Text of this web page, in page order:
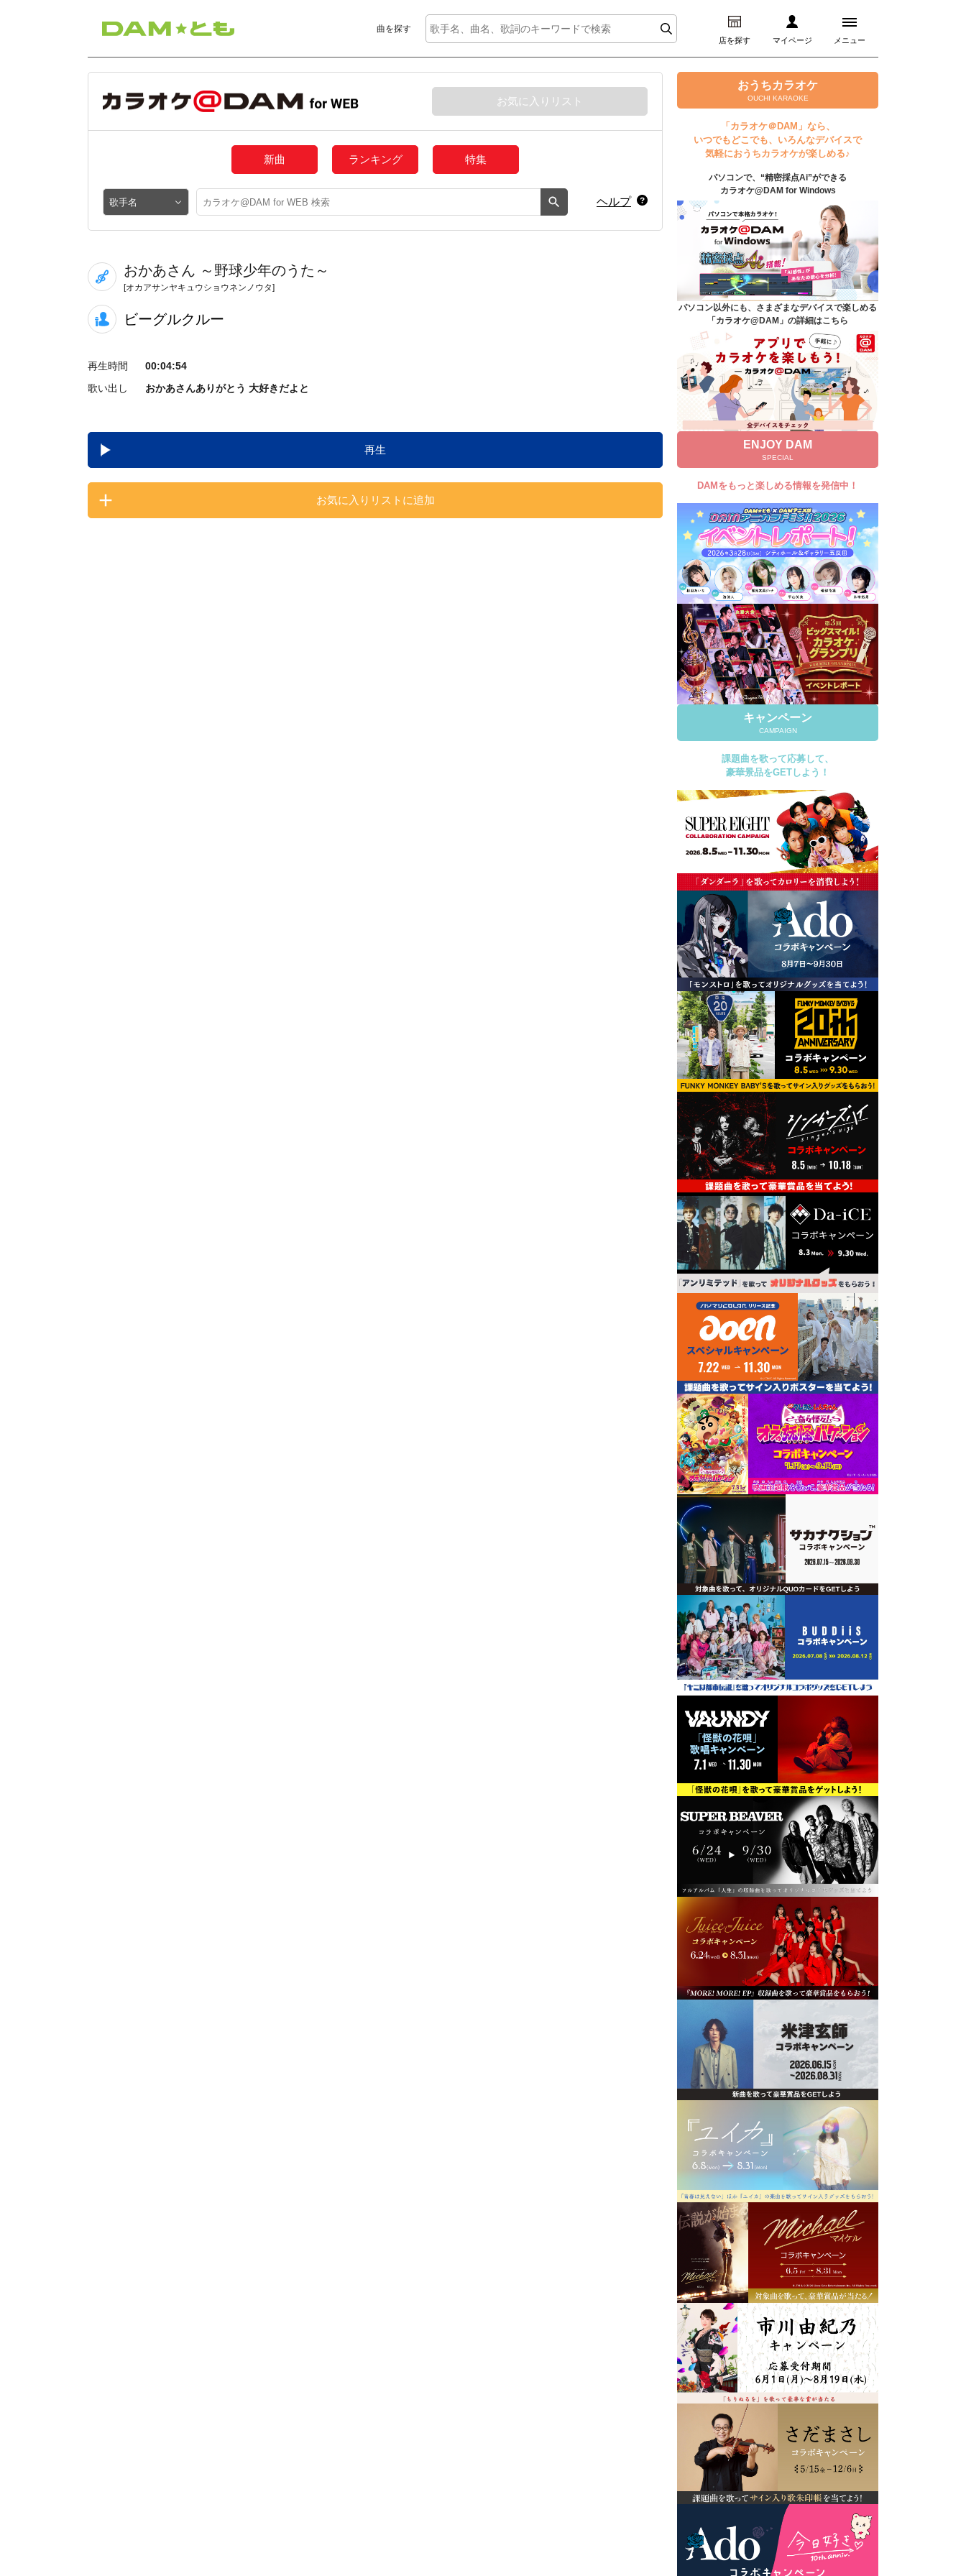
曲を探す
店を探す マイページ メニュー
ログイン
マイページ
プレミアムサービス
DAM★とも動画
DAM★とも録音
カラオケ＠DAM
ユーザー検索
キャンペーン
よくあるご質問
DAMの新曲・ランキングなど
カラオケ最新情報をチェック！
自宅でカラオケ歌い放題！
家族や友達と一緒に！練習にも！
お気に入りリスト
新曲 ランキング 特集
ヘルプ
おかあさん ～野球少年のうた～
[オカアサンヤキュウショウネンノウタ]
ビーグルクルー
再生時間
00:04:54
歌い出し
おかあさんありがとう 大好きだよと
再生
お気に入りリストに追加
おうちカラオケ
OUCHI KARAOKE
「カラオケ＠DAM」なら、
いつでもどこでも、いろんなデバイスで
気軽におうちカラオケが楽しめる♪
パソコンで、“精密採点Ai”ができる
カラオケ@DAM for Windows
パソコン以外にも、さまざまなデバイスで楽しめる
「カラオケ@DAM」の詳細はこちら
ENJOY DAM
SPECIAL
DAMをもっと楽しめる情報を発信中！
キャンペーン
CAMPAIGN
課題曲を歌って応募して、
豪華景品をGETしよう！